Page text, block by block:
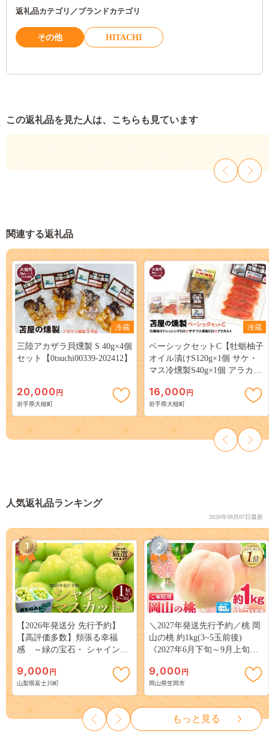
返礼品カテゴリ／ブランドカテゴリ
その他 HITACHI
この返礼品を見た人は、こちらも見ています
関連する返礼品
冷蔵
三陸アカザラ貝燻製 S 40g×4個
セット【0tsuchi00339-202412】
20,000 円
岩手県大槌町
冷蔵
ベーシックセットC【牡蛎柚子
オイル漬けS120g×1個 サケ・
マス冷燻製S40g×1個 アラカル
【0tsuchi00172-202412】
16,000 円
岩手県大槌町
人気返礼品ランキング
2026年08月07日最新
1
【2026年発送分 先行予約】
【高評価多数】頬張る幸福
感 ～緑の宝石・ シャインマ
３房） フルーツ 山梨県産 果
物 くだもの シャイン マスカ
ット ぶどう ブドウ 葡萄 大粒
種なし 先行予約 富士川町
10000円 一万円 9000円 九千円
9,000 円
山梨県富士川町
2
＼2027年発送先行予約／桃 岡
山の桃 約1kg(3~5玉前後)
《2027年6月下旬～9月上旬頃
岡山 はくとう スイーツ フル
ーツ 果物 デザート 旬 モモ も
も 先行予約 送料無料 果物 岡
山県 笠岡市 清水白桃 白鳳 白
麗 クール便---
kasaoka_zsy_419_100---
9,000 円
岡山県笠岡市
もっと見る